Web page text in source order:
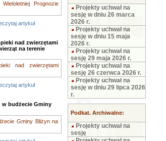
Prognozie
artykuł
nad zwierzętami
na terenie
nad zwierzętami
artykuł
w budżecie Gminy
Gminy Bliżyn na
Projekty uchwał na
sesję w dniu 26 marca
2026 r.
Projekty uchwał na
sesję w dniu 15 maja
2026 r.
Projekty uchwał na
sesję 29 maja 2026 r.
Projekty uchwał na
sesję 26 czerwca 2026 r.
Projekty uchwał na
sesję w dniu 29 lipca 2026
r.
Podkat. Archiwalne:
Projekty uchwał na
sesję